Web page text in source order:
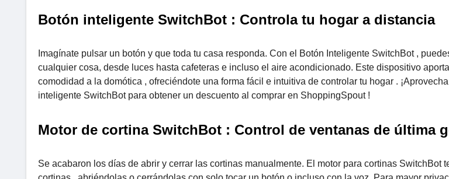
Botón inteligente SwitchBot : Controla tu hogar a distancia
Imagínate pulsar un botón y que toda tu casa responda. Con el Botón Inteligente SwitchBot ,
cualquier cosa, desde luces hasta cafeteras e incluso el aire acondicionado. Este dispositivo
comodidad a la domótica , ofreciéndote una forma fácil e intuitiva de controlar tu hogar .
inteligente SwitchBot para obtener un descuento al comprar en ShoppingSpout !
Motor de cortina SwitchBot : Control de ventanas de última
Se acabaron los días de abrir y cerrar las cortinas manualmente. El motor para cortinas SwitchBot